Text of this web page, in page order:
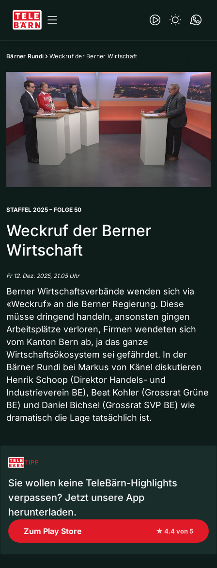
Bärner Rundi Weckruf der Berner Wirtschaft
STAFFEL 2025 – FOLGE 50
Weckruf der Berner
Wirtschaft
Fr 12. Dez. 2025, 21.05 Uhr
Berner Wirtschaftsverbände wenden sich via
«Weckruf» an die Berner Regierung. Diese
müsse dringend handeln, ansonsten gingen
Arbeitsplätze verloren, Firmen wendeten sich
vom Kanton Bern ab, ja das ganze
Wirtschaftsökosystem sei gefährdet. In der
Bärner Rundi bei Markus von Känel diskutieren
Henrik Schoop (Direktor Handels- und
Industrieverein BE), Beat Kohler (Grossrat Grüne
BE) und Daniel Bichsel (Grossrat SVP BE) wie
dramatisch die Lage tatsächlich ist.
TIPP
Sie wollen keine TeleBärn-Highlights
verpassen? Jetzt unsere App
herunterladen.
Zum Play Store ★ 4.4 von 5